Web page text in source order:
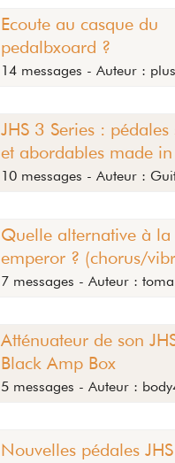
Ecoute au casque du
pedalbxoard ?
14 messages - Auteur :
JHS 3 Series : pédales
et abordables made in
10 messages - Auteur :
Quelle alternative à la
emperor ? (chorus/
7 messages - Auteur :
Atténuateur de son
Black Amp Box
5 messages - Auteur :
Nouvelles pédales